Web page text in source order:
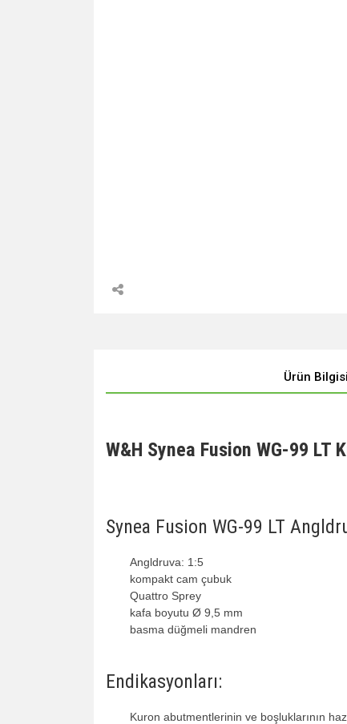
Ürün Bilgisi
W&H Synea Fusion WG-99 LT
Synea Fusion WG-99 LT
Angldruva: 1:5
kompakt cam çubuk
Quattro Sprey
kafa boyutu Ø 9,5 mm
basma düğmeli mandren
Endikasyonları:
Kuron abutmentlerinin ve boşluklarının